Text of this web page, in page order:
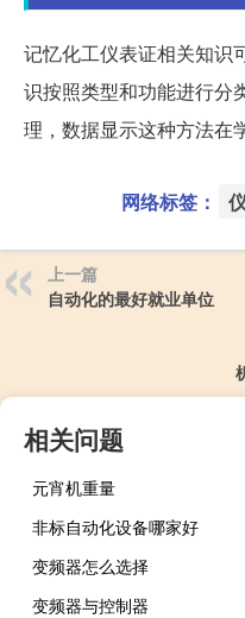
记忆化工仪表证相关知识
识按照类型和功能进行分
理，数据显示这种方法在
网络标签：
上一篇
自动化的最好就业单位
相关问题
元宵机重量
非标自动化设备哪家好
变频器怎么选择
变频器与控制器